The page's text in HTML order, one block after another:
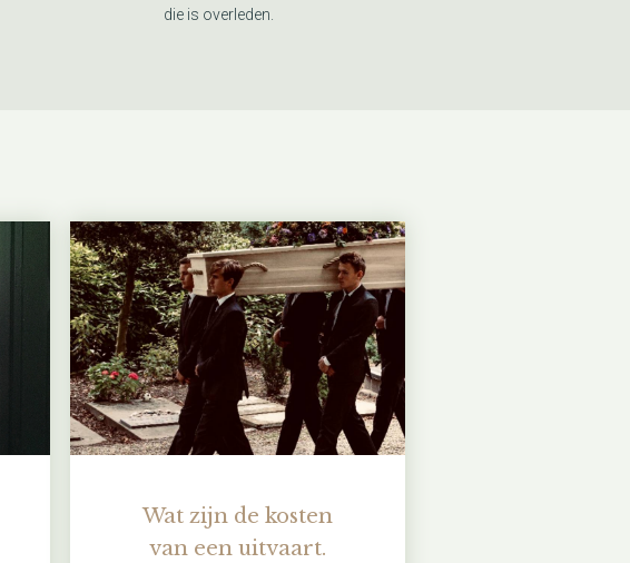
die is overleden.
Wat zijn de kosten
van een uitvaart.